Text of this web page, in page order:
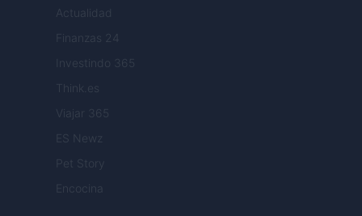
Actualidad
Finanzas 24
Investindo 365
Think.es
Viajar 365
ES Newz
Pet Story
Encocina